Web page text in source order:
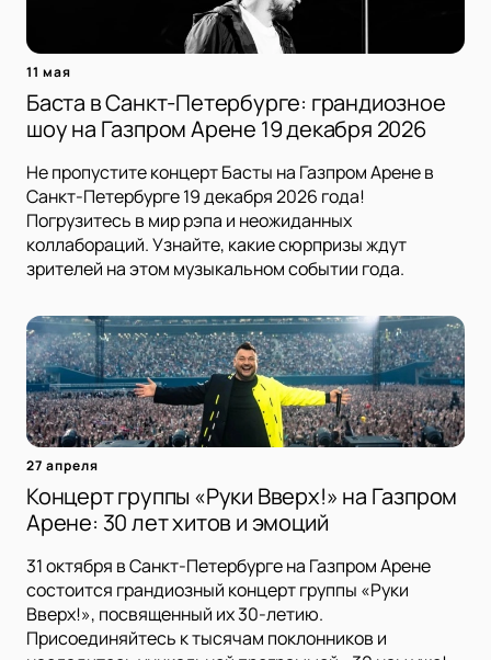
11 мая
Баста в Санкт-Петербурге: грандиозное
шоу на Газпром Арене 19 декабря 2026
Не пропустите концерт Басты на Газпром Арене в
Санкт-Петербурге 19 декабря 2026 года!
Погрузитесь в мир рэпа и неожиданных
коллабораций. Узнайте, какие сюрпризы ждут
зрителей на этом музыкальном событии года.
27 апреля
Концерт группы «Руки Вверх!» на Газпром
Арене: 30 лет хитов и эмоций
31 октября в Санкт-Петербурге на Газпром Арене
состоится грандиозный концерт группы «Руки
Вверх!», посвященный их 30-летию.
Присоединяйтесь к тысячам поклонников и